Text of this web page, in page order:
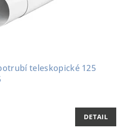
teleskopické 125
DETAIL